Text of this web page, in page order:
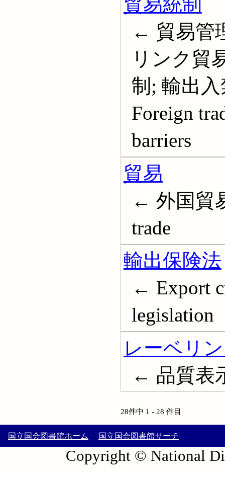
貿易統制
← 貿易管
リンク貿
制; 輸出
Foreign
barriers
貿易
← 外国貿
trade
輸出保険法
← Export
legislation
レーベリ
← 品質表
28件中 1 - 28 件目
国立国会図書館ホーム 国立国会図書館サーチ
Copyright © National